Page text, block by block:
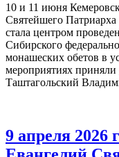
10 и 11 июня
Святейшего
стала центром
Сибирского
монашеских обетов в
мероприятиях
Таштагольский
9 апреля 2026